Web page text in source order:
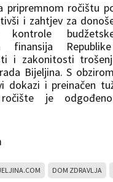
pripremnom ročištu
i zahtjev za
kontrole
finansija
i zakonitosti
Bijeljina. S
dokazi i preinačen
ročište je
DOM ZDRAVLJA